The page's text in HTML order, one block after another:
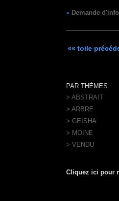
» Demande
«« toile
PAR THÈMES
> ABSTRAIT
> ARBRE
> GEISHA
> MOINE
> VENDU
Cliquez ici pour